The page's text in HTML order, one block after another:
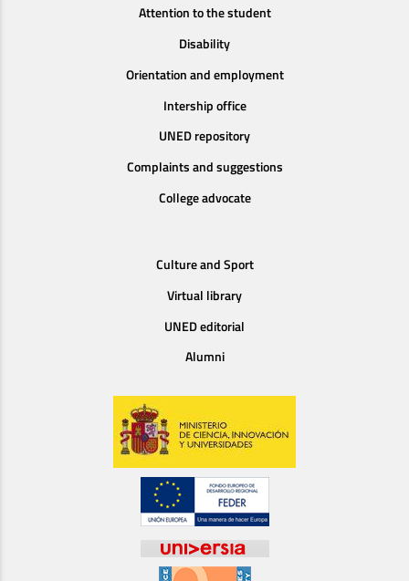
Attention to the student
Disability
Orientation and employment
Intership office
UNED repository
Complaints and suggestions
College advocate
Culture and Sport
Virtual library
UNED editorial
Alumni